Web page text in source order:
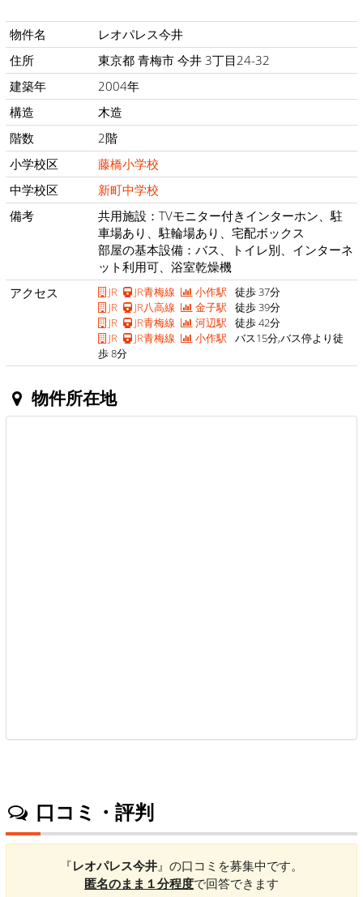
物件名
レオパレス今井
住所
東京都 青梅市 今井 3丁目24-32
建築年
2004年
構造
木造
階数
2階
小学校区
藤橋小学校
中学校区
新町中学校
備考
共用施設：TVモニター付きインターホン、駐
車場あり、駐輪場あり、宅配ボックス
部屋の基本設備：バス、トイレ別、インターネ
ット利用可、浴室乾燥機
アクセス
JR JR青梅線 小作駅 徒歩 37分
JR
JR八高線 金子駅 徒歩 39分
JR
JR青梅線 河辺駅 徒歩 42分
JR
JR青梅線 小作駅 バス15分,バス停より徒
歩 8分
物件所在地
口コミ・評判
『レオパレス今井 』の口コミを募集中です。
匿名のまま１分程度で回答できます